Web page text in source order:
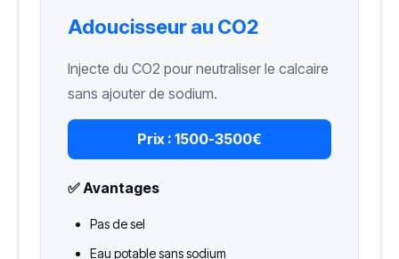
Adoucisseur au CO2
Injecte du CO2 pour neutraliser le calcaire
sans ajouter de sodium.
Prix : 1500-3500€
✅ Avantages
Pas de sel
Eau potable sans sodium